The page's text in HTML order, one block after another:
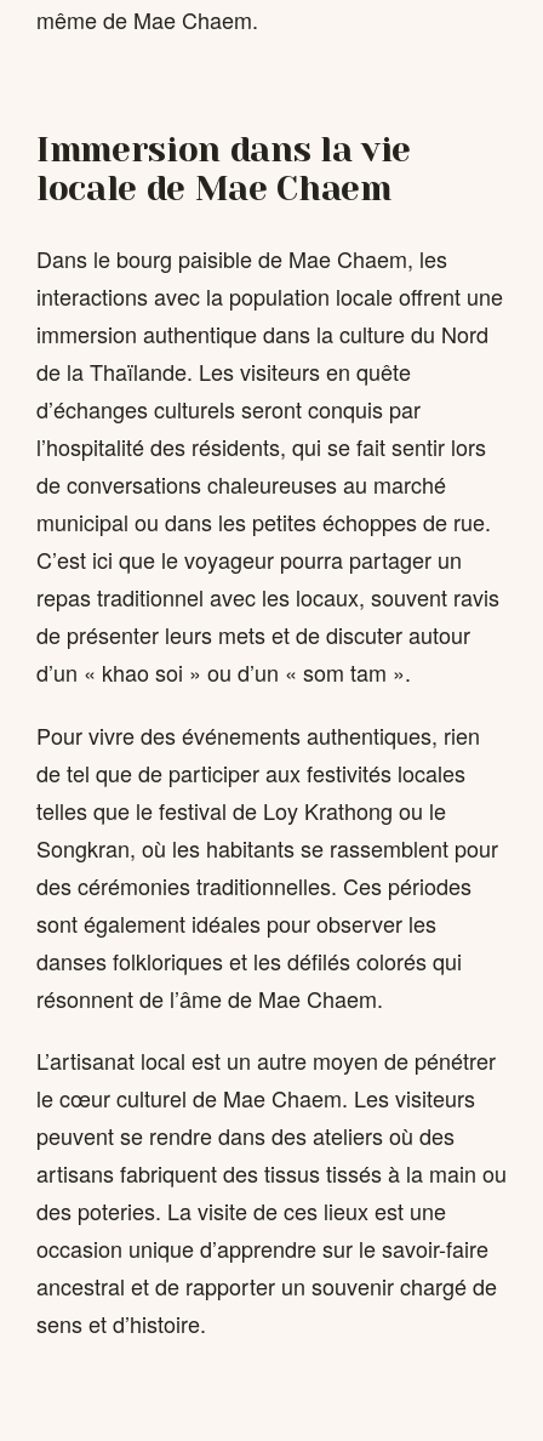
même de Mae Chaem.
Immersion dans la vie
locale de Mae Chaem
Dans le bourg paisible de Mae Chaem, les
interactions avec la population locale offrent une
immersion authentique dans la culture du Nord
de la Thaïlande. Les visiteurs en quête
d’échanges culturels seront conquis par
l’hospitalité des résidents, qui se fait sentir lors
de conversations chaleureuses au marché
municipal ou dans les petites échoppes de rue.
C’est ici que le voyageur pourra partager un
repas traditionnel avec les locaux, souvent ravis
de présenter leurs mets et de discuter autour
d’un « khao soi » ou d’un « som tam ».
Pour vivre des événements authentiques, rien
de tel que de participer aux festivités locales
telles que le festival de Loy Krathong ou le
Songkran, où les habitants se rassemblent pour
des cérémonies traditionnelles. Ces périodes
sont également idéales pour observer les
danses folkloriques et les défilés colorés qui
résonnent de l’âme de Mae Chaem.
L’artisanat local est un autre moyen de pénétrer
le cœur culturel de Mae Chaem. Les visiteurs
peuvent se rendre dans des ateliers où des
artisans fabriquent des tissus tissés à la main ou
des poteries. La visite de ces lieux est une
occasion unique d’apprendre sur le savoir-faire
ancestral et de rapporter un souvenir chargé de
sens et d’histoire.